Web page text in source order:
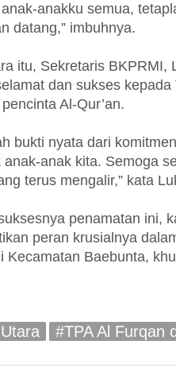
anak-anakku semua,
datang,” imbuhnya.
itu, Sekretaris BKPRMI,
dan sukses
Al-Qur’an.
bukti nyata dari
anak-anak kita. Semoga
terus mengalir,” kata
penamatan ini,
peran krusialnya
Kecamatan Baebunta,
#TPA Al Furqan